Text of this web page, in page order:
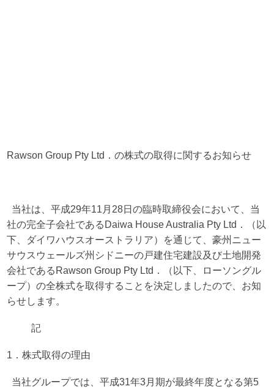
Rawson Group Pty Ltd．の株式の取得に関するお知らせ
当社は、平成29年11月28日の臨時取締役会において、当
社の完全子会社であるDaiwa House Australia Pty Ltd．（以
下、ダイワハウスオーストラリア）を通じて、豪州ニュー
サウスウェールズ州シドニーの戸建住宅建設及び土地開発
会社であるRawson Group Pty Ltd．（以下、ローソングル
ープ）の全株式を取得することを決定しましたので、お知
らせします。
記
1．株式取得の理由
当社グループでは、平成31年3月期が最終年度となる第5